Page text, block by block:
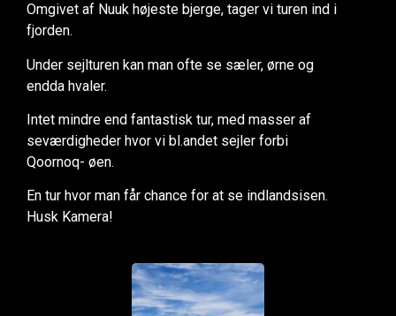
Omgivet af Nuuk højeste bjerge, tager vi turen ind i
fjorden.
Under sejlturen kan man ofte se sæler, ørne og
endda hvaler.
Intet mindre end fantastisk tur, med masser af
seværdigheder hvor vi bl.andet sejler forbi
Qoornoq- øen.
En tur hvor man får chance for at se indlandsisen.
Husk Kamera!